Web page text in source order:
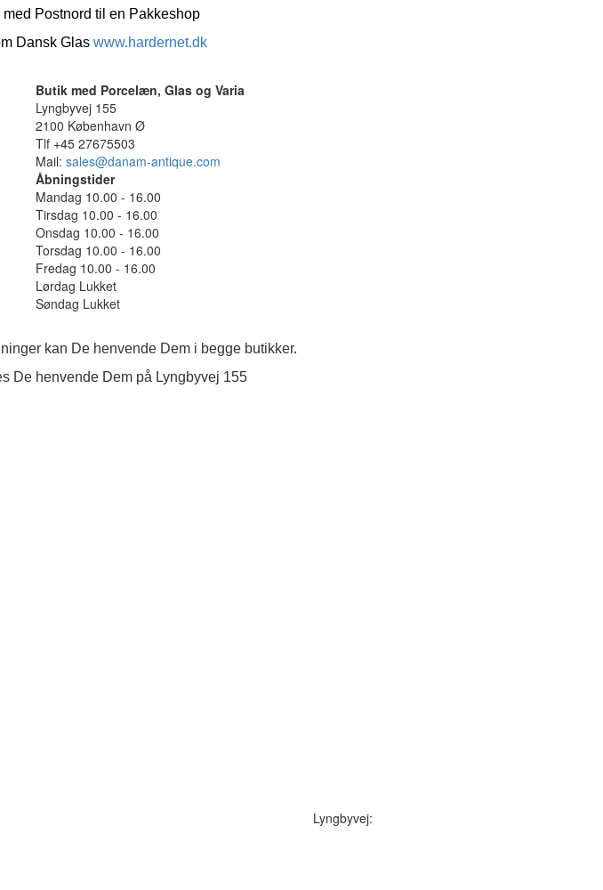
Postnord til en Pakkeshop
Dansk Glas www.hardernet.dk
Butik med Porcelæn, Glas og Varia
Lyngbyvej 155
2100 København Ø
Tlf +45 27675503
Mail: sales@danam-antique.com
Åbningstider
Mandag 10.00 - 16.00
Tirsdag 10.00 - 16.00
Onsdag 10.00 - 16.00
Torsdag 10.00 - 16.00
Fredag 10.00 - 16.00
Lørdag Lukket
Søndag Lukket
kan De henvende Dem i begge butikker.
De henvende Dem på Lyngbyvej 155
Lyngbyvej: